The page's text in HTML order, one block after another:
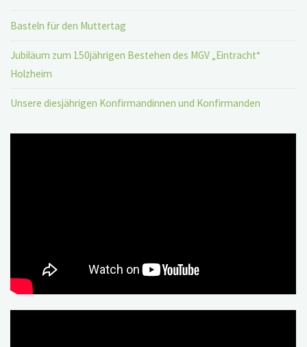
Basteln für den Muttertag
Jubiläum zum 150jährigen Bestehen des MGV „Eintracht“
Holzheim
Unsere diesjährigen Konfirmandinnen und Konfirmanden